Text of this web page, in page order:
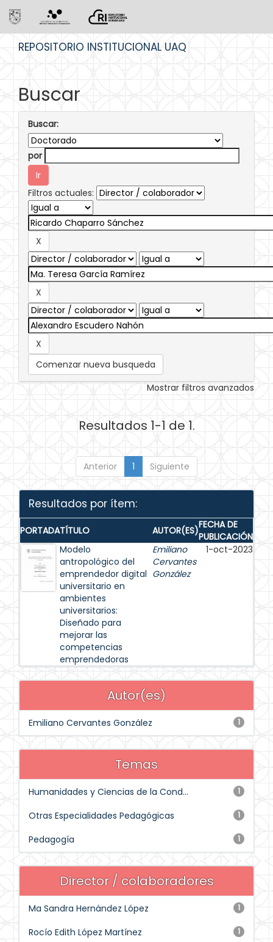
REPOSITORIO INSTITUCIONAL UAQ
Buscar
Buscar:
por
Filtros actuales:
Comenzar nueva busqueda
Mostrar filtros avanzados
Resultados 1-1 de 1.
Anterior 1 Siguiente
Resultados por ítem:
PORTADATÍTULO AUTOR(ES)FECHA DE
PUBLICACIÓN
Modelo
antropológico del
emprendedor digital
universitario en
ambientes
universitarios:
Diseñado para
mejorar las
competencias
emprendedoras
Emiliano
Cervantes
González
1-oct-2023
Autor(es)
1
Emiliano Cervantes González
Temas
1
Humanidades y Ciencias de la Cond...
1
Otras Especialidades Pedagógicas
1
Pedagogía
Director / colaboradores
1
Ma Sandra Hernández López
1
Rocío Edith López Martínez